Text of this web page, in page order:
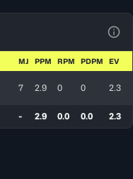
MJ PPM RPM PDPM EV
7 2.9 0 0 2.3
- 2.9 0.0 0.0 2.3